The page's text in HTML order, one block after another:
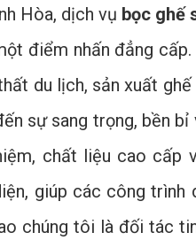
Hòa, dịch vụ bọc ghế
điểm nhấn đẳng
du lịch, sản xuất
sự sang trọng, bền
chất liệu cao cấp
giúp các công
chúng tôi là đối tác